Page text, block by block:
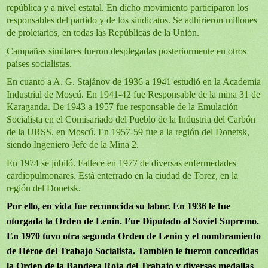
república y a nivel estatal. En dicho movimiento participaron los
responsables del partido y de los sindicatos. Se adhirieron millones
de proletarios, en todas las Repúblicas de la Unión.
Campañas similares fueron desplegadas posteriormente en otros
países socialistas.
En cuanto a A. G. Stajánov de 1936 a 1941 estudió en la Academia
Industrial de Moscú. En 1941-42 fue Responsable de la mina 31 de
Karaganda. De 1943 a 1957 fue responsable de la Emulación
Socialista en el Comisariado del Pueblo de la Industria del Carbón
de la URSS, en Moscú. En 1957-59 fue a la región del Donetsk,
siendo Ingeniero Jefe de la Mina 2.
En 1974 se jubiló. Fallece en 1977 de diversas enfermedades
cardiopulmonares. Está enterrado en la ciudad de Torez, en la
región del Donetsk.
Por ello, en vida fue reconocida su labor. En 1936 le fue
otorgada la Orden de Lenin. Fue Diputado al Soviet Supremo.
En 1970 tuvo otra segunda Orden de Lenin y el nombramiento
de Héroe del Trabajo Socialista. También le fueron concedidas